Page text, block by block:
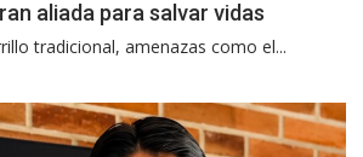
aliada para salvar vidas
tradicional, amenazas como el...